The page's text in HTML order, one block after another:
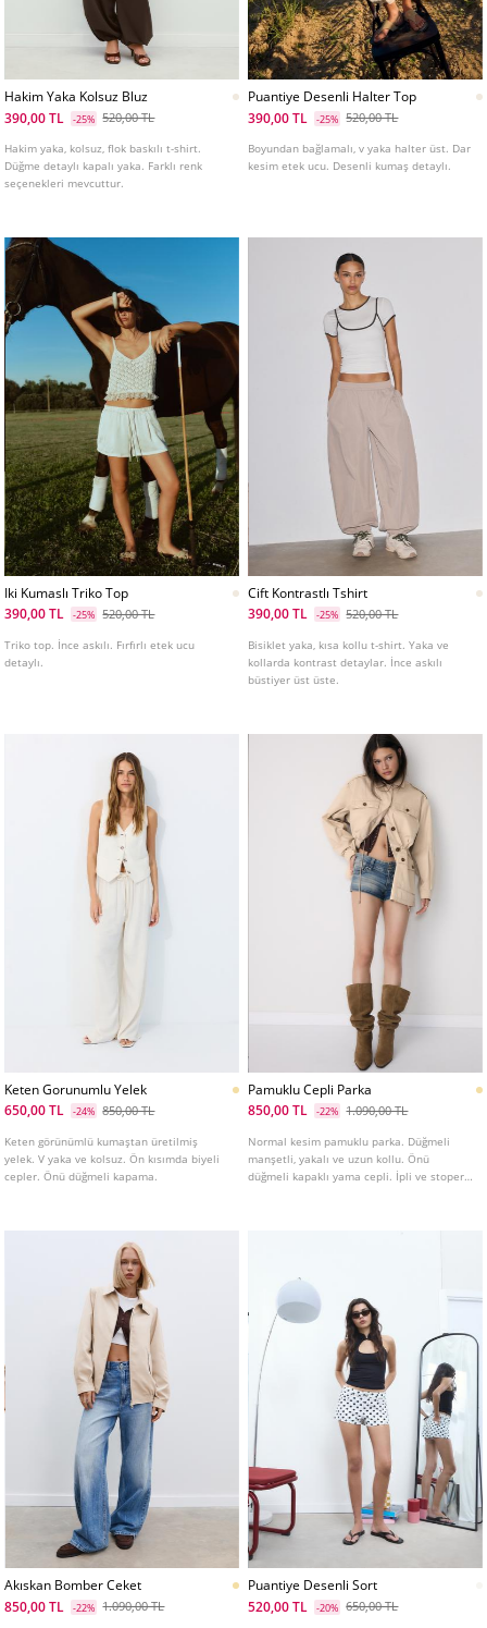
Hakim Yaka Kolsuz Bluz
390,00 TL
-25% 520,00 TL
Hakim yaka, kolsuz, flok baskılı t-shirt.
Düğme detaylı kapalı yaka. Farklı renk
seçenekleri mevcuttur.
Puantiye Desenli Halter Top
390,00 TL
-25% 520,00 TL
Boyundan bağlamalı, v yaka halter üst. Dar
kesim etek ucu. Desenli kumaş detaylı.
Iki Kumaslı Triko Top
390,00 TL
-25% 520,00 TL
Triko top. İnce askılı. Fırfırlı etek ucu
detaylı.
Cift Kontrastlı Tshirt
390,00 TL
-25% 520,00 TL
Bisiklet yaka, kısa kollu t-shirt. Yaka ve
kollarda kontrast detaylar. İnce askılı
büstiyer üst üste.
Keten Gorunumlu Yelek
650,00 TL
-24% 850,00 TL
Keten görünümlü kumaştan üretilmiş
yelek. V yaka ve kolsuz. Ön kısımda biyeli
cepler. Önü düğmeli kapama.
Pamuklu Cepli Parka
850,00 TL
-22% 1.090,00 TL
Normal kesim pamuklu parka. Düğmeli
manşetli, yakalı ve uzun kollu. Önü
düğmeli kapaklı yama cepli. İpli ve stoperli
Akıskan Bomber Ceket
850,00 TL
-22% 1.090,00 TL
Puantiye Desenli Sort
520,00 TL
-20% 650,00 TL